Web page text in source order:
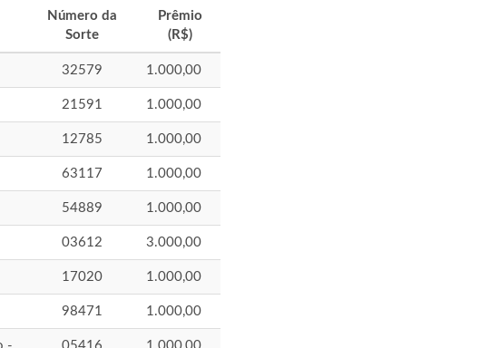
Número da
Sorte
Prêmio
(R$)
32579 1.000,00
21591 1.000,00
12785 1.000,00
63117 1.000,00
54889 1.000,00
03612 3.000,00
17020 1.000,00
98471 1.000,00